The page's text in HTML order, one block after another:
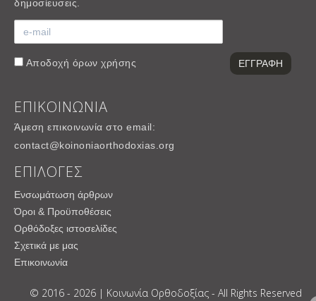
δημοσίευσεις.
Αποδοχή όρων χρήσης
ΕΠΙΚΟΙΝΩΝΙΑ
Άμεση επικοινωνία στο email:
contact@koinoniaorthodoxias.org
ΕΠΙΛΟΓΕΣ
Ενσωμάτωση άρθρων
Όροι & Προϋποθέσεις
Ορθόδοξες ιστοσελίδες
Σχετικά με μας
Επικοινωνία
© 2016 - 2026 | Κοινωνία Ορθοδοξίας - All Rights Reserved